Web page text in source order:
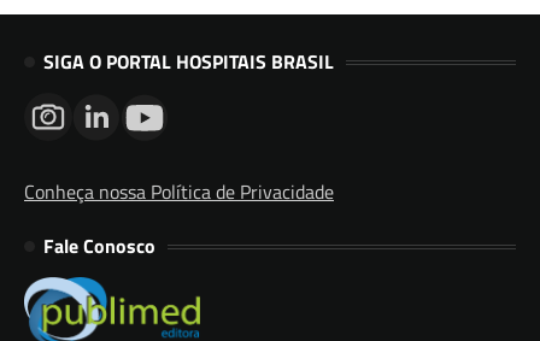
SIGA O PORTAL HOSPITAIS BRASIL
Conheça nossa Política de Privacidade
Fale Conosco